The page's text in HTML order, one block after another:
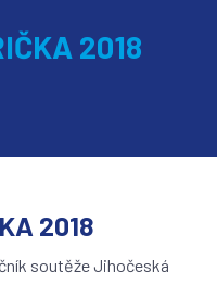
2018
2018
soutěže Jihočeská